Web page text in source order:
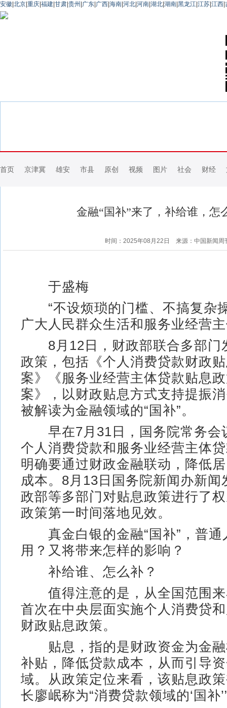
安徽 北京 重庆 福建 甘肃 贵州 广东 广西 海南 河北 河南 湖北 湖南 黑龙江 江苏 江西
首页 京津冀 雄安 市县 原创 视频 图片 社会 财经
金融“国补”来了，补给谁，怎
时间：2025年08月22日 来源：中国新闻周
于盛梅
“不设烦琐的门槛、不搞复杂
广大人民群众生活和服务业经营
8月12日，财政部联合多部门
政策，包括《个人消费贷款财政
案》《服务业经营主体贷款贴息
案》，以财政贴息方式支持提振
被解读为金融领域的“国补”。
早在7月31日，国务院常务会
个人消费贷款和服务业经营主体
明确要通过财政金融联动，降低
成本。8月13日国务院新闻办新闻
政部等多部门对贴息政策进行了
政策第一时间落地见效。
真金白银的金融“国补”，普通
用？又将带来怎样的影响？
补给谁、怎么补？
值得注意的是，从全国范围来
首次在中央层面实施个人消费贷
财政贴息政策。
贴息，指的是财政资金为金融
补贴，降低贷款成本，从而引导
域。从政策定位来看，该贴息政
长廖岷称为“消费贷款领域的‘国补